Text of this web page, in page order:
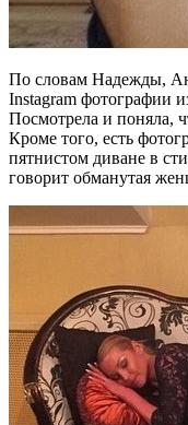
По словам Надежды,
Instagram фотографии
Посмотрела и поняла,
Кроме того, есть
пятнистом диване в
говорит обманутая